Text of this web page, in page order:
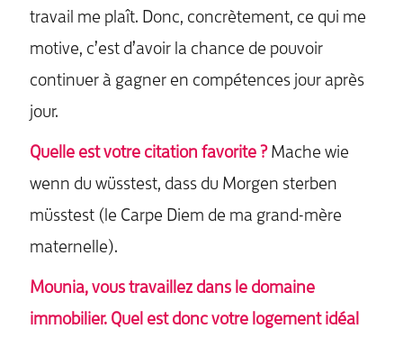
travail me plaît. Donc, concrètement, ce qui me
motive, c’est d’avoir la chance de pouvoir
continuer à gagner en compétences jour après
jour.
Quelle est votre citation favorite ? Mache wie
wenn du wüsstest, dass du Morgen sterben
müsstest (le Carpe Diem de ma grand-mère
maternelle).
Mounia, vous travaillez dans le domaine
immobilier. Quel est donc votre logement idéal